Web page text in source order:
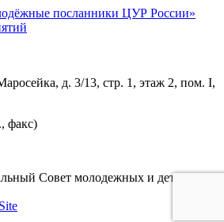
посланники ЦУР России»
д. 3/13, стр. 1, этаж 2, пом. I,
факс)
Совет молодежных и детских